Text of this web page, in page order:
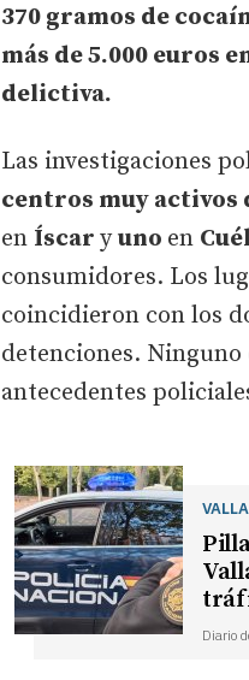
370 gramos de
más de 5.000 euros
delictiva.
Las investigaciones
centros muy
en Íscar yuno en
consumidores. Los
coincidieron con los
detenciones.
antecedentes
Diario